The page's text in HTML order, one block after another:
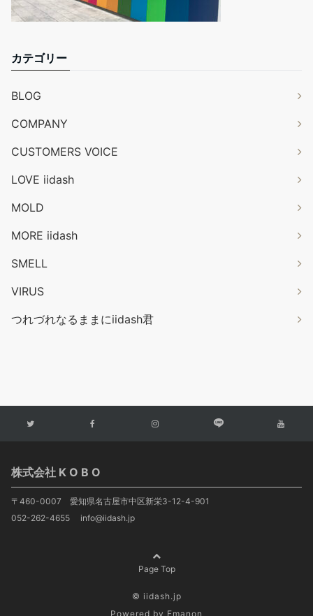
カテゴリー
BLOG
COMPANY
CUSTOMERS VOICE
LOVE iidash
MOLD
MORE iidash
SMELL
VIRUS
つれづれなるままにiidash君
株式会社 K O B O
〒460-0007 愛知県名古屋市中区新栄3-12-4-901
052-262-4655 info@iidash.jp
Page Top
© iidash.jp
Powered by Emanon